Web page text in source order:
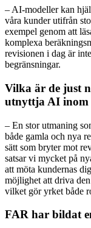
– AI-modeller kan
våra kunder utifrån
exempel genom att
komplexa
revisionen i dag är
begränsningar.
Vilka är de just
utnyttja AI inom
– En stor utmaning
både gamla och nya
sätt som bryter mot
satsar vi mycket på
att möta kundernas
möjlighet att driva
vilket gör yrket både
FAR har bildat